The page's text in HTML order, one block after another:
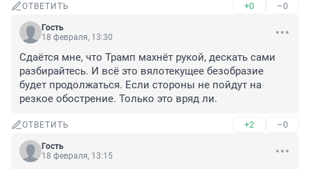
ОТВЕТИТЬ +0 –0
Гость
18 февраля, 13:30
Сдаётся мне, что Трамп махнёт рукой, дескать сами
разбирайтесь. И всё это вялотекущее безобразие
будет продолжаться. Если стороны не пойдут на
резкое обострение. Только это вряд ли.
ОТВЕТИТЬ +2 –0
Гость
18 февраля, 13:15